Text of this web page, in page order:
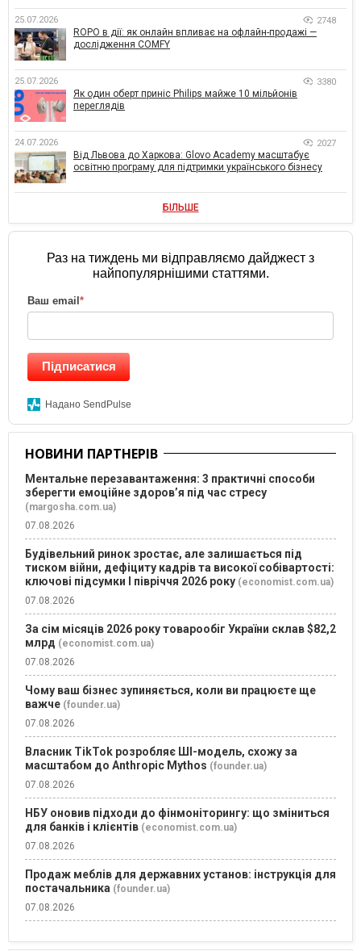
25.07.2026 2748
ROPO в дії: як онлайн впливає на офлайн-продажі —
дослідження COMFY
25.07.2026 3380
Як один оберт приніс Philips майже 10 мільйонів
переглядів
24.07.2026 2027
Від Львова до Харкова: Glovo Academy масштабує
освітню програму для підтримки українського бізнесу
БІЛЬШЕ
Раз на тиждень ми відправляємо дайджест з
найпопулярнішими статтями.
Ваш email *
Підписатися
Надано SendPulse
НОВИНИ ПАРТНЕРІВ
Ментальне перезавантаження: 3 практичні способи
зберегти емоційне здоров’я під час стресу
(margosha.com.ua)
07.08.2026
Будівельний ринок зростає, але залишається під
тиском війни, дефіциту кадрів та високої собівартості:
ключові підсумки І півріччя 2026 року (economist.com.ua)
07.08.2026
За сім місяців 2026 року товарообіг України склав $82,2
млрд (economist.com.ua)
07.08.2026
Чому ваш бізнес зупиняється, коли ви працюєте ще
важче (founder.ua)
07.08.2026
Власник TikTok розробляє ШІ-модель, схожу за
масштабом до Anthropic Mythos (founder.ua)
07.08.2026
НБУ оновив підходи до фінмоніторингу: що зміниться
для банків і клієнтів (economist.com.ua)
07.08.2026
Продаж меблів для державних установ: інструкція для
постачальника (founder.ua)
07.08.2026